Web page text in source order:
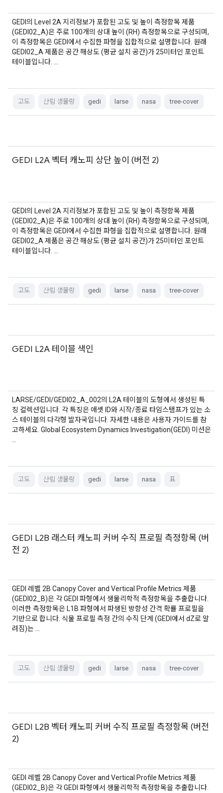
GEDI의 Level 2A 지리정보가 포함된 고도 및 높이 측정항목 제품
(GEDI02_A)은 주로 100개의 상대 높이 (RH) 측정항목으로 구성되며,
이 측정항목은 GEDI에서 수집한 파형을 집합적으로 설명합니다. 원래
GEDI02_A 제품은 공간 해상도 (평균 설치 공간)가 25미터인 포인트
테이블입니다. …
고도 산림 생물량 gedi larse nasa tree-cover
GEDI L2A 벡터 캐노피 상단 높이 (버전 2)
GEDI의 Level 2A 지리정보가 포함된 고도 및 높이 측정항목 제품
(GEDI02_A)은 주로 100개의 상대 높이 (RH) 측정항목으로 구성되며,
이 측정항목은 GEDI에서 수집한 파형을 집합적으로 설명합니다. 원래
GEDI02_A 제품은 공간 해상도 (평균 설치 공간)가 25미터인 포인트
테이블입니다. …
고도 산림 생물량 gedi larse nasa tree-cover
GEDI L2A 테이블 색인
LARSE/GEDI/GEDI02_A_002의 L2A 테이블의 도형에서 생성된 특
징 컬렉션입니다. 각 특징은 애셋 ID와 시작/종료 타임스탬프가 있는 소
스 테이블의 다각형 발자국입니다. 자세한 내용은 사용자 가이드를 참
고하세요. Global Ecosystem Dynamics Investigation(GEDI) 미션은
고도 산림 생물량 gedi larse nasa 표
GEDI L2B 래스터 캐노피 커버 수직 프로필 측정항목 (버
전 2)
GEDI 레벨 2B Canopy Cover and Vertical Profile Metrics 제품
(GEDI02_B)은 각 GEDI 파형에서 생물리학적 측정항목을 추출합니다.
이러한 측정항목은 L1B 파형에서 파생된 방향성 간격 확률 프로필을
기반으로 합니다. 식물 프로필 측정 간의 수직 단계 (GEDI에서 dZ로 알
려짐)는 …
고도 산림 생물량 gedi larse nasa tree-cover
GEDI L2B 벡터 캐노피 커버 수직 프로필 측정항목 (버전
2)
GEDI 레벨 2B Canopy Cover and Vertical Profile Metrics 제품
(GEDI02_B)은 각 GEDI 파형에서 생물리학적 측정항목을 추출합니다.